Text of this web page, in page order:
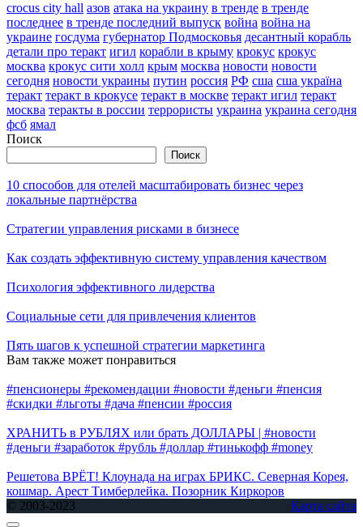
crocus city hall азов атака на украину в тренде в тренде
последнее в тренде последний выпуск война война на
украине госдума губернатор Подмосковья десантный корабль
детали про теракт игил корабли в крыму крокус крокус
москва крокус сити холл крым москва новости новости
сегодня новости украины путин россия РФ сша сша україна
теракт теракт в крокусе теракт в москве теракт игил теракт
москва теракты в россии террористы украина украина сегодня
фсб ямал
Поиск
Поиск
10 способов для отелей масштабировать бизнес через
локальные партнёрства
Стратегии управления рисками в бизнесе
Как создать эффективную систему управления качеством
Психология эффективного лидерства
Социальные сети для привлечения клиентов
Пять шагов к успешной стратегии маркетинга
Вам также может понравиться
#пенсионеры #рекомендации #новости #деньги #пенсия
#скидки #льготы #дача #пенсии #россия
ХРАНИТЬ в РУБЛЯХ или брать ДОЛЛАРЫ | #новости
#деньги #заработок #рубль #доллар #тинькофф #money
Решетова ВРЁТ! Клоунада на играх БРИКС. Северная Корея,
кошмар. Арест Тимберлейка. Позорник Киркоров
© 2003-2023
Карта сайта